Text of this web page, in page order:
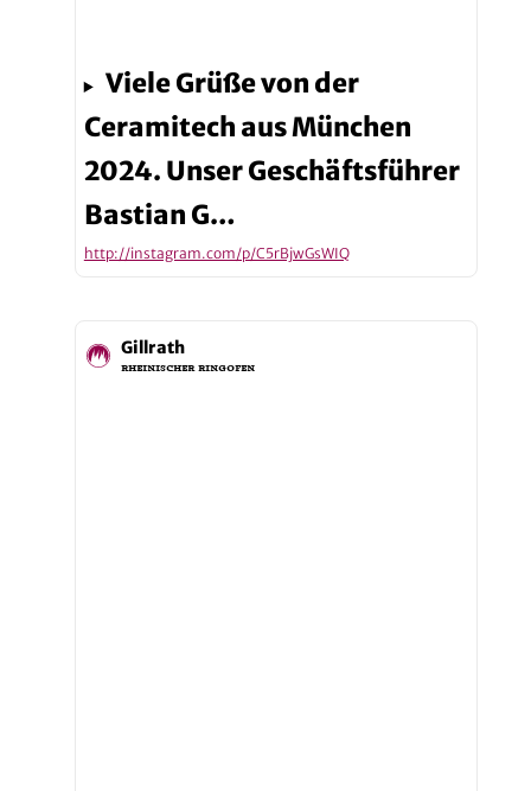
Viele Grüße von der
Ceramitech aus München
2024. Unser Geschäftsführer
Bastian G…
http://instagram.com/p/C5rBjwGsWIQ